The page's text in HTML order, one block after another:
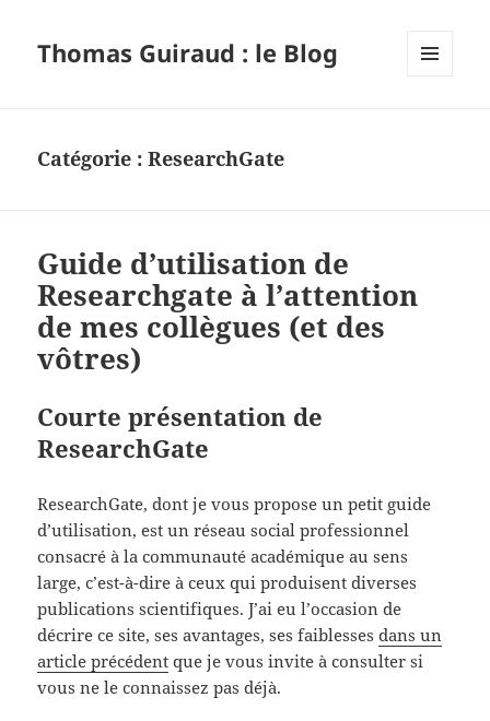
Thomas Guiraud : le Blog
Catégorie :ResearchGate
Guide d’utilisation de
Researchgate à l’attention
de mes collègues (et des
vôtres)
Courte présentation de
ResearchGate
ResearchGate, dont je vous propose un petit guide
d’utilisation, est un réseau social professionnel
consacré à la communauté académique au sens
large, c’est-à-dire à ceux qui produisent diverses
publications scientifiques. J’ai eu l’occasion de
décrire ce site, ses avantages, ses faiblessesdans un
article précédent que je vous invite à consulter si
vous ne le connaissez pas déjà.